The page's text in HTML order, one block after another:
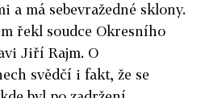
a má sebevražedné sklony.
řekl soudce Okresního
Jiří Rajm. O
svědčí i fakt, že se